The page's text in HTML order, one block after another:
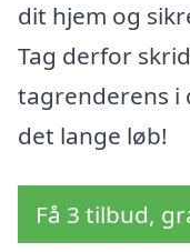
dit hjem og
Tag derfor
tagrenderens i
det lange løb!
Få 3 tilbud,